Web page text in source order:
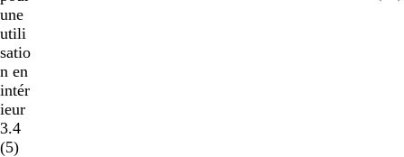
une
utili
satio
n en
intér
ieur
3.4
(5)